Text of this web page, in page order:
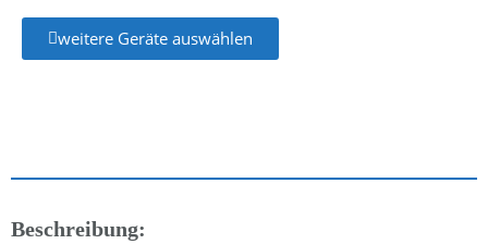
weitere Geräte auswählen
Beschreibung: